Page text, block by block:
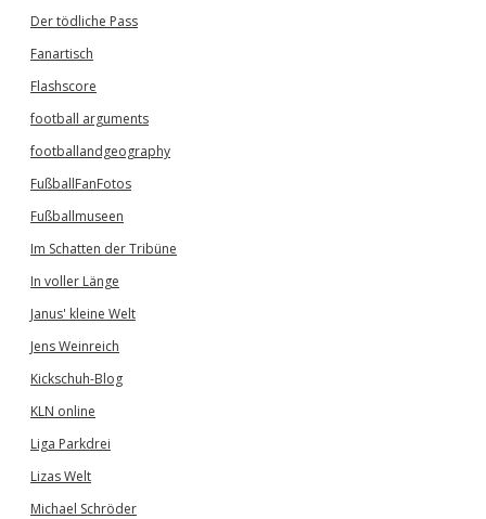
Der tödliche Pass
Fanartisch
Flashscore
football arguments
footballandgeography
FußballFanFotos
Fußballmuseen
Im Schatten der Tribüne
In voller Länge
Janus' kleine Welt
Jens Weinreich
Kickschuh-Blog
KLN online
Liga Parkdrei
Lizas Welt
Michael Schröder